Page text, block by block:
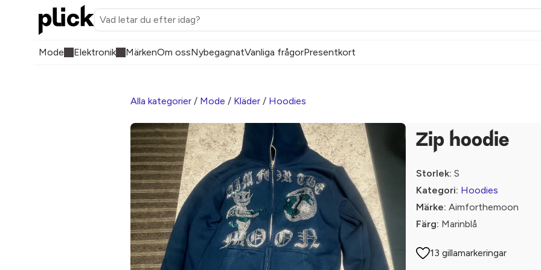
Mode Elektronik MärkenOm ossNybegagnatVanliga frågorPresentkort
Alla kategorier / Mode / Kläder / Hoodies
Zip hoodie
Storlek: S
Kategori: Hoodies
Märke: Aimforthemoon
Färg: Marinblå
13 gillamarkeringar